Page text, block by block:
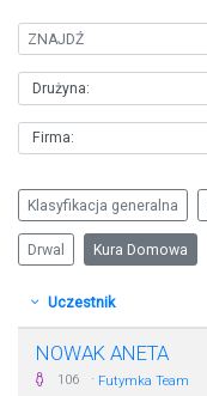
Klasyfikacja generalna
Drwal Kura Domowa
Uczestnik
NOWAK ANETA
106 · Futymka Team